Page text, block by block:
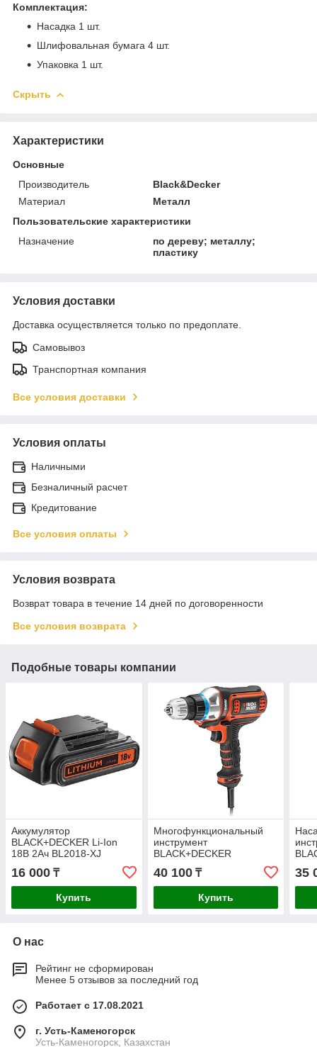
Комплектация:
Насадка 1 шт.
Шлифовальная бумага 4 шт.
Упаковка 1 шт.
Скрыть
Характеристики
Основные
Производитель
Black&Decker
Материал
Металл
Пользовательские характеристики
Назначение
по дереву; металлу;
пластику
Условия доставки
Доставка осуществляется только по предоплате.
Самовывоз
Транспортная компания
Все условия доставки
Условия оплаты
Наличными
Безналичный расчет
Кредитование
Все условия оплаты
Условия возврата
Возврат товара в течение 14 дней по договоренности
Все условия возврата
Подобные товары компании
Аккумулятор
BLACK+DECKER Li-Ion
18B 2Ач BL2018-XJ
16 000 ₸
Купить
Многофункциональный
инструмент
BLACK+DECKER
"MultiEvo" MT350K-QS
40 100₸
Купить
35
О нас
Рейтинг не сформирован
Менее 5 отзывов за последний год
Работает с 17.08.2021
г. Усть-Каменогорск
Усть-Каменогорск, Казахстан